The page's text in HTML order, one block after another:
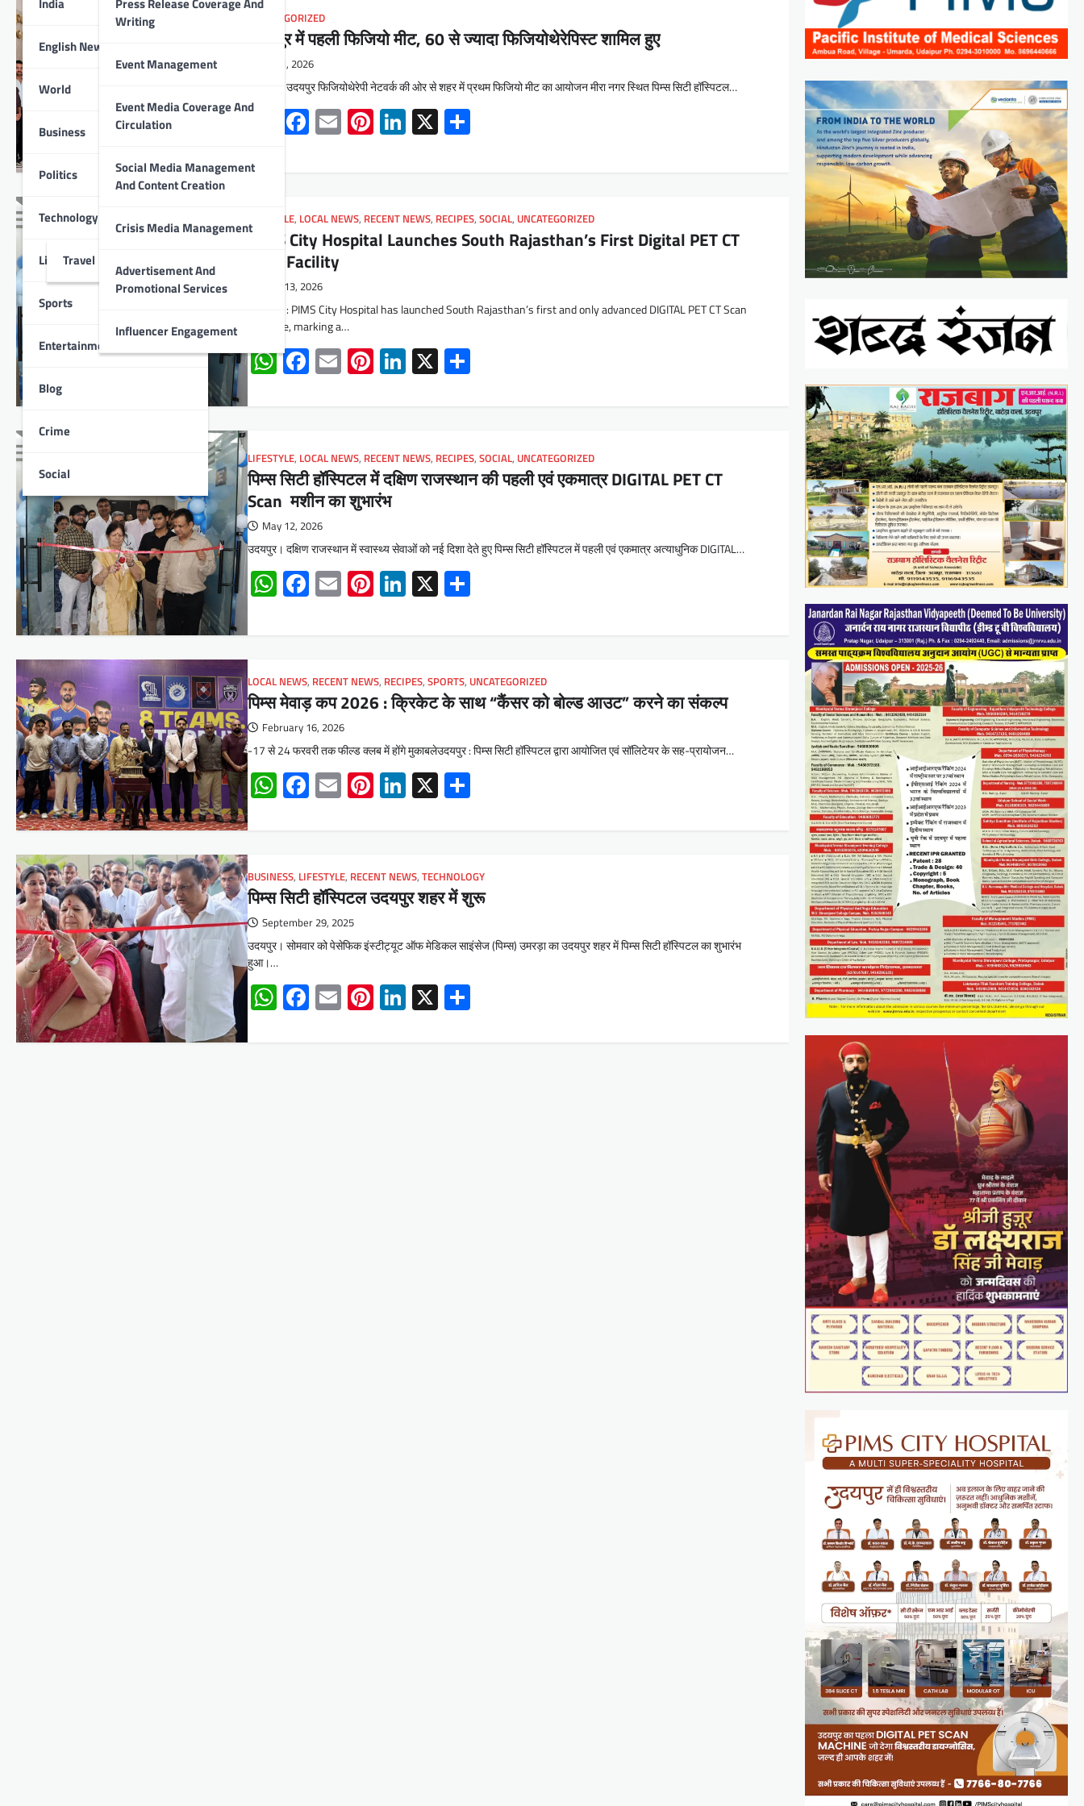
English News
World
Business
Politics
Technology
Lifestyle
Travel
Sports
Entertainment
Blog
Crime
Social
Writing
Event Management
Event Media Coverage And
Circulation
Social Media Management
And Content Creation
Crisis Media Management
Advertisement And
Promotional Services
Influencer Engagement
UNCATEGORIZED
उदयपुर में पहली फिजियो मीट, 60 से ज्यादा फिजियोथेरेपिस्ट शामिल हुए
July 1, 2026
उदयपुर। उदयपुर फिजियोथेरेपी नेटवर्क की ओर से शहर में प्रथम फिजियो मीट का आयोजन मीरा नगर स्थित पिम्स सिटी हॉस्पिटल…
WhatsApp
Facebook
EmailPinterest
LinkedIn
X
LIFESTYLE, LOCAL NEWS, RECENT NEWS, RECIPES,SOCIAL, UNCATEGORIZED
PIMS City Hospital Launches South Rajasthan’s First Digital PET CT
Scan Facility
May 13, 2026
Udaipur : PIMS City Hospital has launched South Rajasthan’s first and only advanced DIGITAL PET CT Scan
machine, marking a…
WhatsApp
Facebook
EmailPinterest
LinkedIn
X
LIFESTYLE, LOCAL NEWS, RECENT NEWS, RECIPES,SOCIAL, UNCATEGORIZED
पिम्स सिटी हॉस्पिटल में दक्षिण राजस्थान की पहली एवं एकमात्र DIGITAL PET CT
Scan मशीन का शुभारंभ
May 12, 2026
उदयपुर। दक्षिण राजस्थान में स्वास्थ्य सेवाओं को नई दिशा देते हुए पिम्स सिटी हॉस्पिटल में पहली एवं एकमात्र अत्याधुनिक DIGITAL…
WhatsApp
Facebook
EmailPinterest
LinkedIn
X
LOCAL NEWS, RECENT NEWS, RECIPES,SPORTS, UNCATEGORIZED
पिम्स मेवाड़ कप 2026 : क्रिकेट के साथ “कैंसर को बोल्ड आउट” करने का संकल्प
February 16, 2026
-17 से 24 फरवरी तक फील्ड क्लब में होंगे मुकाबलेउदयपुर : पिम्स सिटी हॉस्पिटल द्वारा आयोजित एवं सॉलिटेयर के सह-प्रायोजन…
WhatsApp
Facebook
EmailPinterest
LinkedIn
X
BUSINESS, LIFESTYLE, RECENT NEWS,TECHNOLOGY
पिम्स सिटी हॉस्पिटल उदयपुर शहर में शुरू
September 29, 2025
उदयपुर। सोमवार को पेसेफिक इंस्टीट्यूट ऑफ मेडिकल साइंसेज (पिम्स) उमरड़ा का उदयपुर शहर में पिम्स सिटी हॉस्पिटल का शुभारंभ
हुआ।…
WhatsApp
Facebook
EmailPinterest
LinkedIn
X